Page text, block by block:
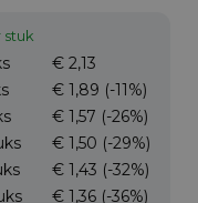
stuk
€ 2,13
€ 1,89 (-11%)
€ 1,57 (-26%)
€ 1,50 (-29%)
€ 1,43 (-32%)
€ 1,36 (-36%)